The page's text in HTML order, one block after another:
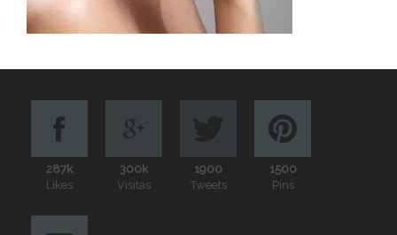
287k
Likes
300k
Visitas
1900
Tweets
1500
Pins